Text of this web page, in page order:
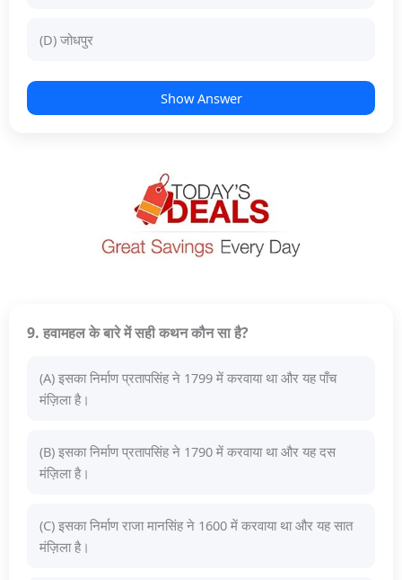
(D) जोधपुर
Show Answer
9. हवामहल के बारे में सही कथन कौन सा है?
(A) इसका निर्माण प्रतापसिंह ने 1799 में करवाया था और यह पाँच
मंज़िला है।
(B) इसका निर्माण प्रतापसिंह ने 1790 में करवाया था और यह दस
मंज़िला है।
(C) इसका निर्माण राजा मानसिंह ने 1600 में करवाया था और यह सात
मंज़िला है।